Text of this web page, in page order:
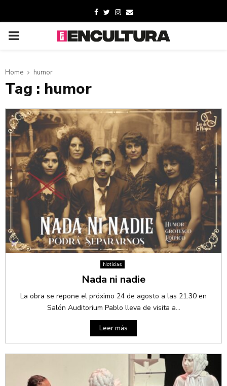
Home humor
Tag : humor
Noticias
Nada ni nadie
La obra se repone el próximo 24 de agosto a las 21.30 en
Salón Auditorium Pablo lleva de visita a...
Leer más